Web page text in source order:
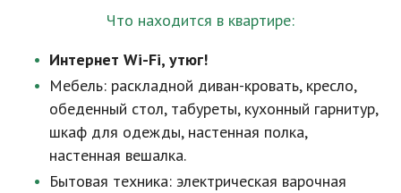
Что находится в квартире:
Интернет Wi-Fi, утюг!
Мебель: раскладной диван-кровать, кресло,
обеденный стол, табуреты, кухонный гарнитур,
шкаф для одежды, настенная полка,
настенная вешалка.
Бытовая техника: электрическая варочная